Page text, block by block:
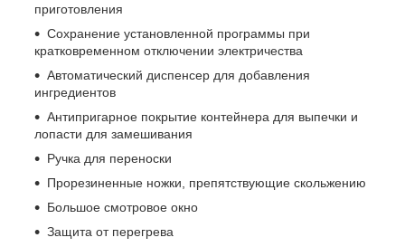
приготовления
Сохранение установленной программы при
кратковременном отключении электричества
Автоматический диспенсер для добавления
ингредиентов
Антипригарное покрытие контейнера для выпечки и
лопасти для замешивания
Ручка для переноски
Прорезиненные ножки, препятствующие скольжению
Большое смотровое окно
Защита от перегрева